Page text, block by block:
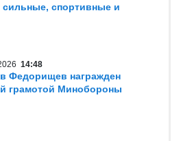
сильные, спортивные и
14:48
Федорищев награжден
грамотой Минобороны